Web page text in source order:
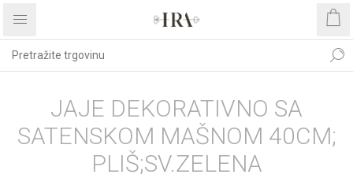
JAJE DEKORATIVNO SA
SATENSKOM MAŠNOM 40CM;
PLIŠ;SV.ZELENA